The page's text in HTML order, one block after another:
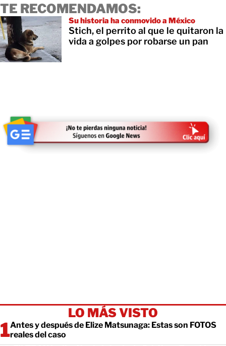
TE RECOMENDAMOS:
Su historia ha conmovido a México
Stich, el perrito al que le quitaron la
vida a golpes por robarse un pan
LO MÁS VISTO
Antes y después de Elize Matsunaga: Estas son FOTOS
reales del caso